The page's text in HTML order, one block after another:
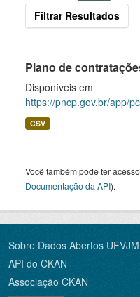
Filtrar Resultados
Plano de
Disponíveis em
https://pncp.gov.br/app/
CSV
Você também pode ter
Documentação da API).
Sobre Dados Abertos UFVJM
API do CKAN
Associação CKAN